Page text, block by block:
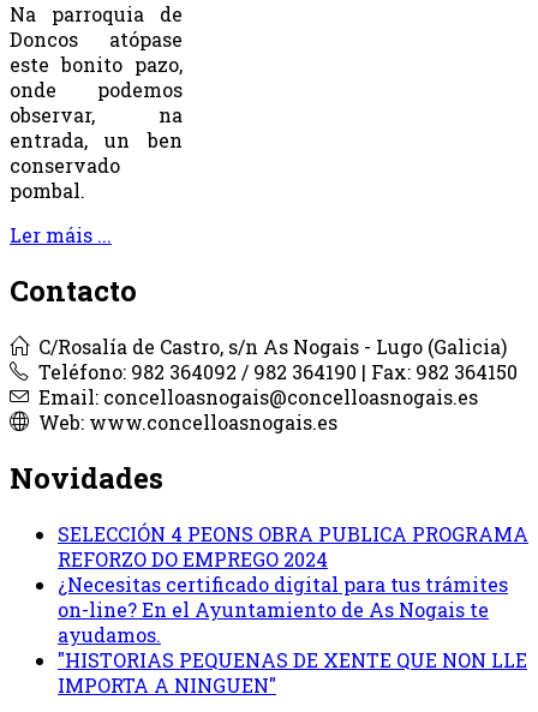
Na parroquia de
Doncos atópase
este bonito pazo,
onde podemos
observar, na
entrada, un ben
conservado
pombal.
Ler máis ...
Contacto
C/Rosalía de Castro, s/n As Nogais - Lugo (Galicia)
Teléfono: 982 364092 / 982 364190 | Fax: 982 364150
Email: concelloasnogais@concelloasnogais.es
Web: www.concelloasnogais.es
Novidades
SELECCIÓN 4 PEONS OBRA PUBLICA PROGRAMA
REFORZO DO EMPREGO 2024
¿Necesitas certificado digital para tus trámites
on-line? En el Ayuntamiento de As Nogais te
ayudamos.
"HISTORIAS PEQUENAS DE XENTE QUE NON LLE
IMPORTA A NINGUEN"